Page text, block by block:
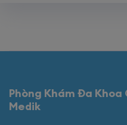
Phòng Khám Đa Khoa
Medik